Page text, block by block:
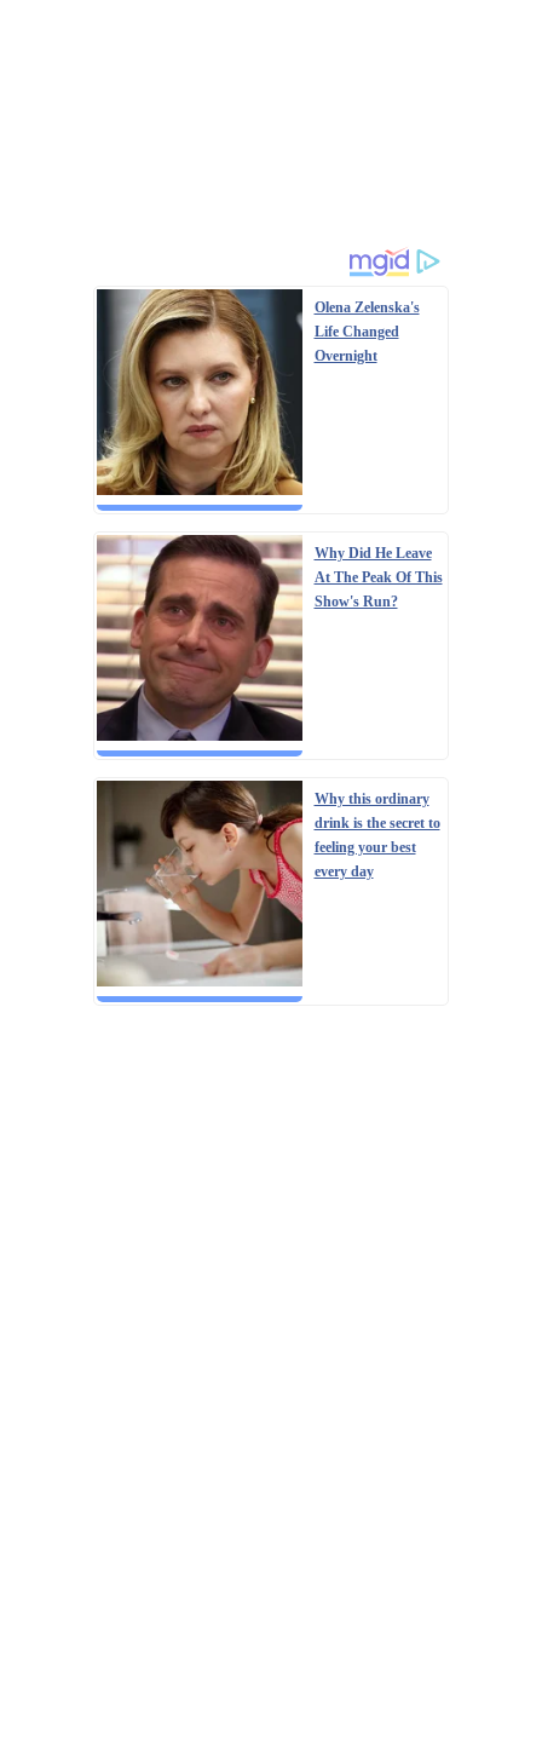
Olena Zelenska's
Life Changed
Overnight
Why Did He Leave
At The Peak Of This
Show's Run?
Why this ordinary
drink is the secret to
feeling your best
every day